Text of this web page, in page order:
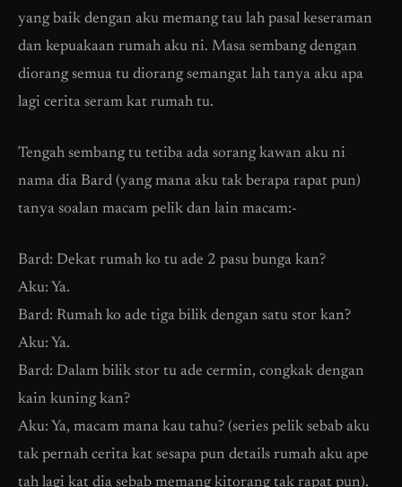
yang baik dengan aku memang tau lah pasal keseraman
dan kepuakaan rumah aku ni. Masa sembang dengan
diorang semua tu diorang semangat lah tanya aku apa
lagi cerita seram kat rumah tu.
Tengah sembang tu tetiba ada sorang kawan aku ni
nama dia Bard (yang mana aku tak berapa rapat pun)
tanya soalan macam pelik dan lain macam:-
Bard: Dekat rumah ko tu ade 2 pasu bunga kan?
Aku: Ya.
Bard: Rumah ko ade tiga bilik dengan satu stor kan?
Aku: Ya.
Bard: Dalam bilik stor tu ade cermin, congkak dengan
kain kuning kan?
Aku: Ya, macam mana kau tahu? (series pelik sebab aku
tak pernah cerita kat sesapa pun details rumah aku ape
tah lagi kat dia sebab memang kitorang tak rapat pun).